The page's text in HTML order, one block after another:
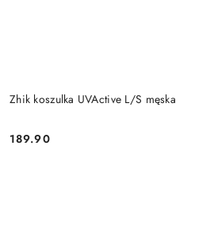
Zhik koszulka UVActive L/S męska
Cena:
189.90